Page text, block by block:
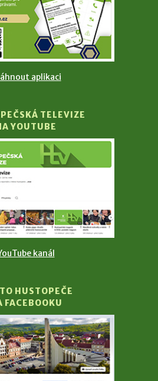
aplikaci
TELEVIZE
YOUTUBE
kanál
HUSTOPEČE
FACEBOOKU